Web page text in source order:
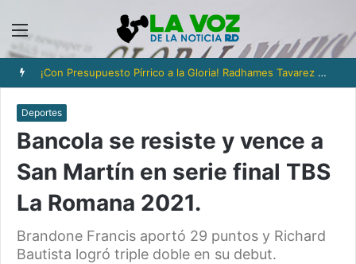
Menú
¡Con Presupuesto Pírrico a la Gloria! Radhames Tavarez y la Hazaña Dorada de la Natación Dominicana
Deportes
Bancola se resiste y vence a
San Martín en serie final TBS
La Romana 2021.
Brandone Francis aportó 29 puntos y Richard
Bautista logró triple doble en su debut.